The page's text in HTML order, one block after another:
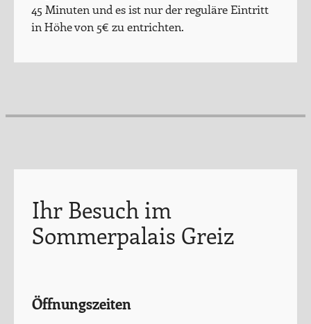
45 Minuten und es ist nur der reguläre Eintritt
in Höhe von 5€ zu entrichten.
Ihr Besuch im
Sommerpalais Greiz
Öffnungszeiten